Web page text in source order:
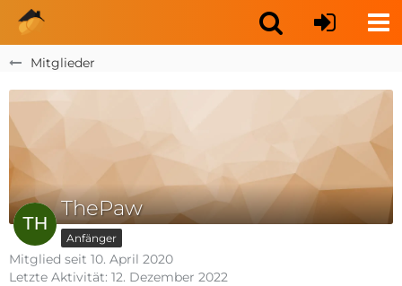
Mitglieder
ThePaw
Anfänger
Mitglied seit 10. April 2020
Letzte Aktivität: 12. Dezember 2022